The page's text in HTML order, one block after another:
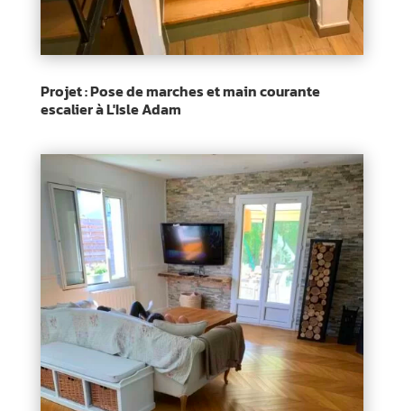
Projet : Pose de marches et main courante
escalier à L'Isle Adam